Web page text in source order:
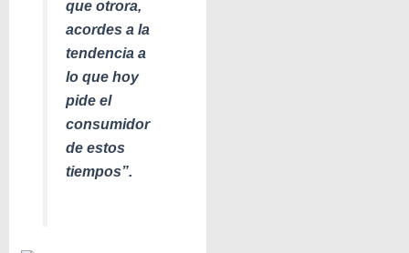
que otrora,
acordes a la
tendencia a
lo que hoy
pide el
consumidor
de estos
tiempos”.